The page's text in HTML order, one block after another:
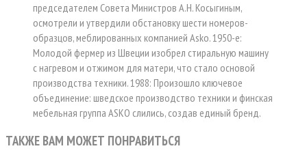
председателем Совета Министров А.Н. Косыгиным,
осмотрели и утвердили обстановку шести номеров-
образцов, меблированных компанией Asko. 1950-е:
Молодой фермер из Швеции изобрел стиральную машину
с нагревом и отжимом для матери, что стало основой
производства техники. 1988: Произошло ключевое
объединение: шведское производство техники и финская
мебельная группа ASKO слились, создав единый бренд.
ТАКЖЕ ВАМ МОЖЕТ ПОНРАВИТЬСЯ